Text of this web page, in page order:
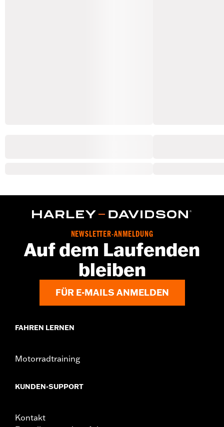
NEWSLETTER-ANMELDUNG
Auf dem Laufenden
bleiben
FÜR E-MAILS ANMELDEN
FAHREN LERNEN
Motorradtraining
KUNDEN-SUPPORT
Kontakt